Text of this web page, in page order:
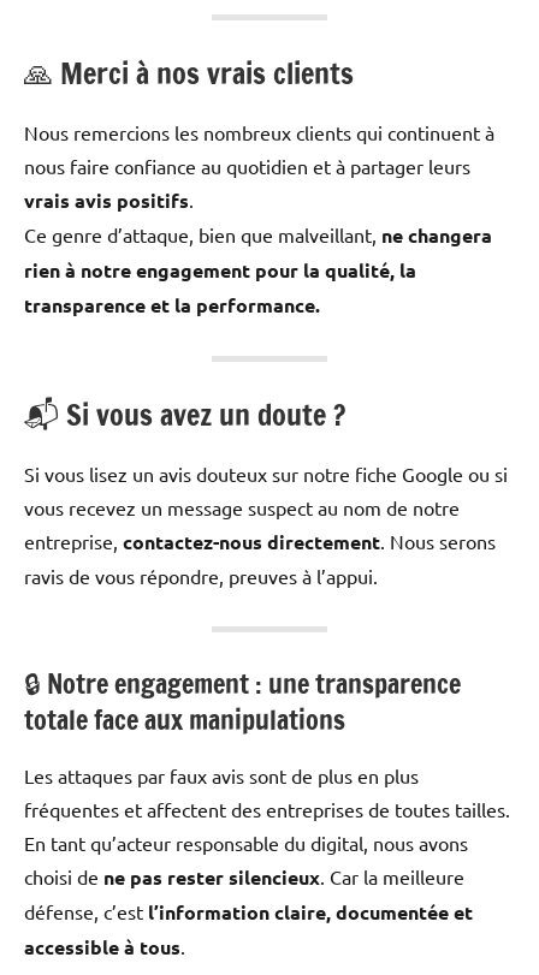
🙏 Merci à nos vrais clients
Nous remercions les nombreux clients qui continuent à
nous faire confiance au quotidien et à partager leurs
vrais avis positifs.
Ce genre d’attaque, bien que malveillant, ne changera
rien à notre engagement pour la qualité, la
transparence et la performance.
📬 Si vous avez un doute ?
Si vous lisez un avis douteux sur notre fiche Google ou si
vous recevez un message suspect au nom de notre
entreprise, contactez-nous directement. Nous serons
ravis de vous répondre, preuves à l’appui.
🔒 Notre engagement : une transparence
totale face aux manipulations
Les attaques par faux avis sont de plus en plus
fréquentes et affectent des entreprises de toutes tailles.
En tant qu’acteur responsable du digital, nous avons
choisi de ne pas rester silencieux . Car la meilleure
défense, c’est l’information claire, documentée et
accessible à tous